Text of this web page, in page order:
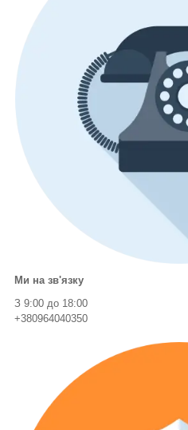
Ми на зв'язку
З 9:00 до 18:00
+380964040350